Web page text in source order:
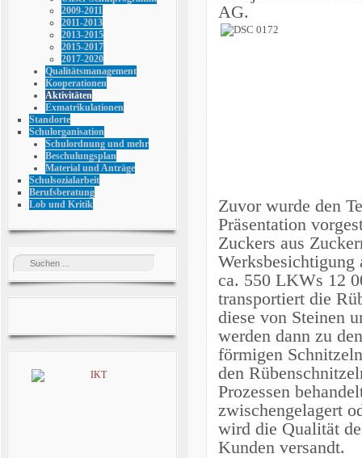
2009-2011
2011-2013
2013-2015
2015-2017
2017-2020
Qualitätsmanagement
Kooperationen
Aktivitäten
Exmatrikulationen
Standorte
Schulorganisation
Schulordnung und mehr
Beschulungsplan
Material und Anträge
Schulsozialarbeit
Berufsberatung
Lob und Kritik
AG.
Zuvor wurde den
Präsentation
Zuckers aus
ca. 550 LKWs 12
transportiert die
diese von Steinen
werden dann zu
förmigen
den
Prozessen
zwischengelagert
wird die Qualität
Kunden versandt.